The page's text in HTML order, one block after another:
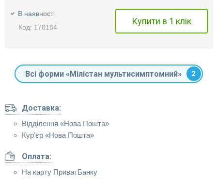
В наявності
Код: 178184
Купити в 1 клік
Всі форми «Мілістан мультисимптомний» 2
Доставка:
Відділення «Нова Пошта»
Кур’єр «Нова Пошта»
Оплата:
На карту ПриватБанку